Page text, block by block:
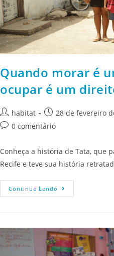
Quando morar é
ocupar é um
habitat 28 de fevereiro
0 comentário
Conheça a história de Tata, que
Recife e teve sua história
Continue Lendo